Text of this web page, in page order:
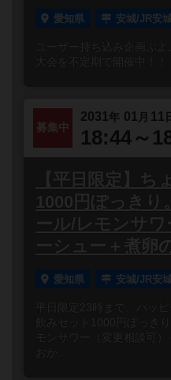
愛知県 安城/JR安
ユーザー持ち込み企画ぷ
大会を不定期で開催中！！
募集中
2031 年 01 月 11
18:44～
【平日限定】ち
1000円ぽっきり
ール/レモンサ
ーシュー＋煮卵
愛知県 安城/JR安
平日限定23時まで、ハッ
飲みセット1000円ぽっき
モンサワー（変更相談可